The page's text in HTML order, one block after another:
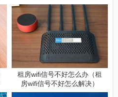
置方法）
租房wifi信号不好怎么办（租
房wifi信号不好怎么解决）